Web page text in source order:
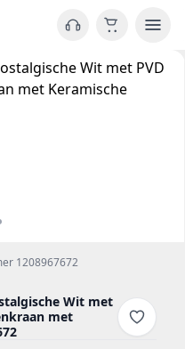
1208967672
Wit met
met